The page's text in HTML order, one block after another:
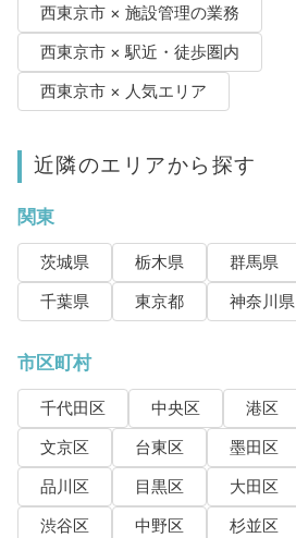
西東京市 × 施設管理の業務
西東京市 × 駅近・徒歩圏内
西東京市 × 人気エリア
近隣のエリアから探す
関東
茨城県 栃木県 群馬県
千葉県
東京都 神奈川県
市区町村
千代田区 中央区 港区
文京区
台東区 墨田区
品川区
目黒区 大田区
渋谷区
中野区 杉並区